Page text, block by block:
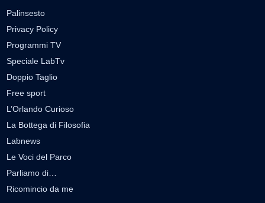
Palinsesto
Privacy Policy
Programmi TV
Speciale LabTv
Doppio Taglio
Free sport
L’Orlando Curioso
La Bottega di Filosofia
Labnews
Le Voci del Parco
Parliamo di…
Ricomincio da me